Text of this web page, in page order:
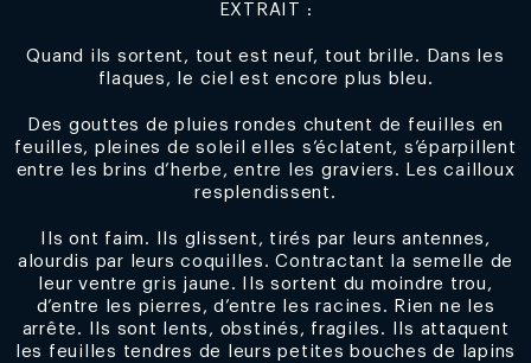
EXTRAIT :
Quand ils sortent, tout est neuf, tout brille. Dans les
flaques, le ciel est encore plus bleu.
Des gouttes de pluies rondes chutent de feuilles en
feuilles, pleines de soleil elles s’éclatent, s’éparpillent
entre les brins d’herbe, entre les graviers. Les cailloux
resplendissent.
Ils ont faim. Ils glissent, tirés par leurs antennes,
alourdis par leurs coquilles. Contractant la semelle de
leur ventre gris jaune. Ils sortent du moindre trou,
d’entre les pierres, d’entre les racines. Rien ne les
arrête. Ils sont lents, obstinés, fragiles. Ils attaquent
les feuilles tendres de leurs petites bouches de lapins